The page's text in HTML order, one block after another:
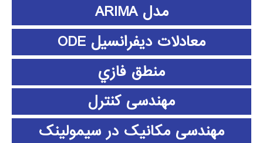
مدل ARIMA
معادلات دیفرانسیل ODE
منطق فازي
مهندسی کنترل
مهندسی مکانیک در سیمولینک